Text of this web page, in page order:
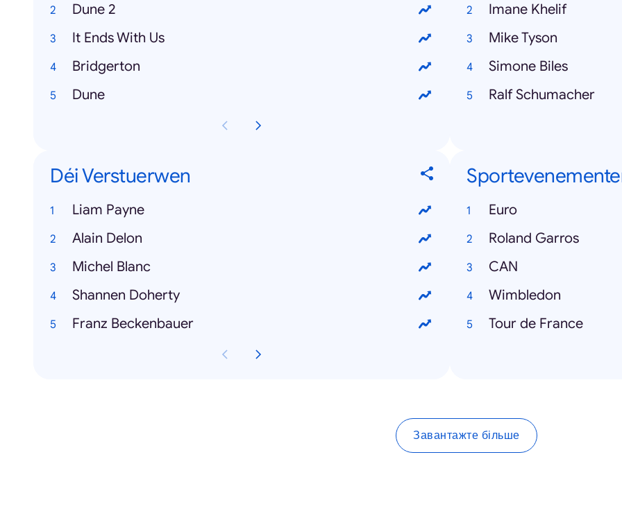
Dune 2
It Ends With Us
Bridgerton
Dune
Imane Khelif
Mike Tyson
Simone Biles
Ralf Schumacher
Déi Verstuerwen
Liam Payne
Alain Delon
Michel Blanc
Shannen Doherty
Franz Beckenbauer
Euro
Roland Garros
CAN
Wimbledon
Tour de France
Завантажте більше